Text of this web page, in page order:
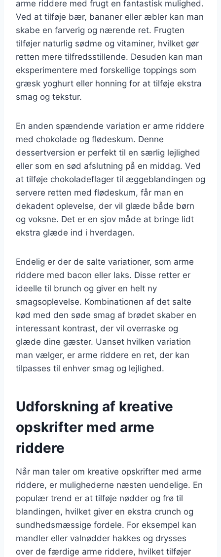
arme riddere med frugt en fantastisk mulighed.
Ved at tilføje bær, bananer eller æbler kan man
skabe en farverig og nærende ret. Frugten
tilføjer naturlig sødme og vitaminer, hvilket gør
retten mere tilfredsstillende. Desuden kan man
eksperimentere med forskellige toppings som
græsk yoghurt eller honning for at tilføje ekstra
smag og tekstur.
En anden spændende variation er arme riddere
med chokolade og flødeskum. Denne
dessertversion er perfekt til en særlig lejlighed
eller som en sød afslutning på en middag. Ved
at tilføje chokoladeflager til æggeblandingen og
servere retten med flødeskum, får man en
dekadent oplevelse, der vil glæde både børn
og voksne. Det er en sjov måde at bringe lidt
ekstra glæde ind i hverdagen.
Endelig er der de salte variationer, som arme
riddere med bacon eller laks. Disse retter er
ideelle til brunch og giver en helt ny
smagsoplevelse. Kombinationen af det salte
kød med den søde smag af brødet skaber en
interessant kontrast, der vil overraske og
glæde dine gæster. Uanset hvilken variation
man vælger, er arme riddere en ret, der kan
tilpasses til enhver smag og lejlighed.
Udforskning af kreative
opskrifter med arme
riddere
Når man taler om kreative opskrifter med arme
riddere, er mulighederne næsten uendelige. En
populær trend er at tilføje nødder og frø til
blandingen, hvilket giver en ekstra crunch og
sundhedsmæssige fordele. For eksempel kan
mandler eller valnødder hakkes og drysses
over de færdige arme riddere, hvilket tilføjer